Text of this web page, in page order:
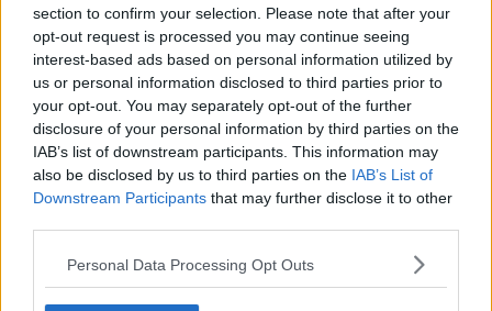
section to confirm your selection. Please note that after your
opt-out request is processed you may continue seeing
interest-based ads based on personal information utilized by
us or personal information disclosed to third parties prior to
your opt-out. You may separately opt-out of the further
disclosure of your personal information by third parties on the
IAB’s list of downstream participants. This information may
also be disclosed by us to third parties on the IAB’s List of
Downstream Participants that may further disclose it to other
Personal Data Processing Opt Outs
Opskriftsinfo
Ret :Slik-Konfekt
Hovedingrediens :Diverse produkter-
Indsendt :2004-12-12